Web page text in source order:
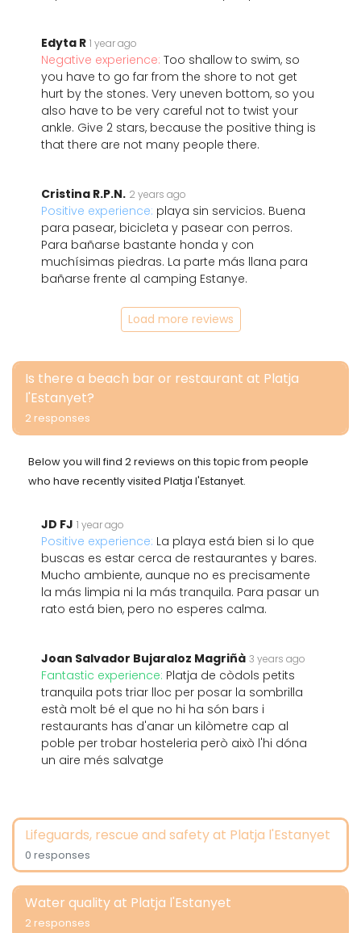
Edyta R 1 year ago
Negative experience: Too shallow to swim, so
you have to go far from the shore to not get
hurt by the stones. Very uneven bottom, so you
also have to be very careful not to twist your
ankle. Give 2 stars, because the positive thing is
that there are not many people there.
Cristina R.P.N. 2 years ago
Positive experience: playa sin servicios. Buena
para pasear, bicicleta y pasear con perros.
Para bañarse bastante honda y con
muchísimas piedras. La parte más llana para
bañarse frente al camping Estanye.
Load more reviews
Is there a beach bar or restaurant at Platja
l'Estanyet?
2 responses
Below you will find 2 reviews on this topic from people
who have recently visited Platja l'Estanyet.
JD FJ 1 year ago
Positive experience: La playa está bien si lo que
buscas es estar cerca de restaurantes y bares.
Mucho ambiente, aunque no es precisamente
la más limpia ni la más tranquila. Para pasar un
rato está bien, pero no esperes calma.
Joan Salvador Bujaraloz Magriñà 3 years ago
Fantastic experience: Platja de còdols petits
tranquila pots triar lloc per posar la sombrilla
està molt bé el que no hi ha són bars i
restaurants has d'anar un kilòmetre cap al
poble per trobar hosteleria però això l'hi dóna
un aire més salvatge
Lifeguards, rescue and safety at Platja l'Estanyet
0 responses
Water quality at Platja l'Estanyet
2 responses